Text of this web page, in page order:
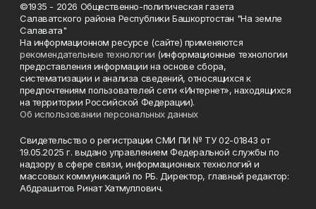
©1935 - 2026 Общественно-политическая газета
Салаватского района Республики Башкортостан "На земле
Салавата"
На информационном ресурсе (сайте) применяются
рекомендательные технологии (информационные технологии
предоставления информации на основе сбора,
систематизации и анализа сведений, относящихся к
предпочтениям пользователей сети «Интернет», находящихся
на территории Российской Федерации).
Об использовании персональных данных
Свидетельство о регистрации СМИ ПИ № ТУ 02-01843 от
19.05.2025 г. выдано управлением Федеральной службы по
надзору в сфере связи, информационных технологий и
массовых коммуникаций по РБ. Директор, главный редактор:
Абдрашитов Ринат Хатмуллович.